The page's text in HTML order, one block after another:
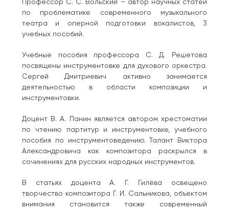
по проблематике современного музыкального
театра и оперной подготовки вокалистов, 3
учебных пособий.
Учебные пособия профессора С. Д. Решетова
посвящены инструментовке для духового оркестра.
Сергей Дмитриевич активно занимается
деятельностью в области композиции и
инструментовки.
Доцент В. А. Панин является автором хрестоматии
по чтению партитур и инструментовке, учебного
пособия по инструментоведению. Талант Виктора
Александровича как композитора раскрылся в
сочинениях для русских народных инструментов.
В статьях доцента А. Г. Гилёва освещено
творчество композитора Г. И. Сальникова, объектом
внимания становится также современный